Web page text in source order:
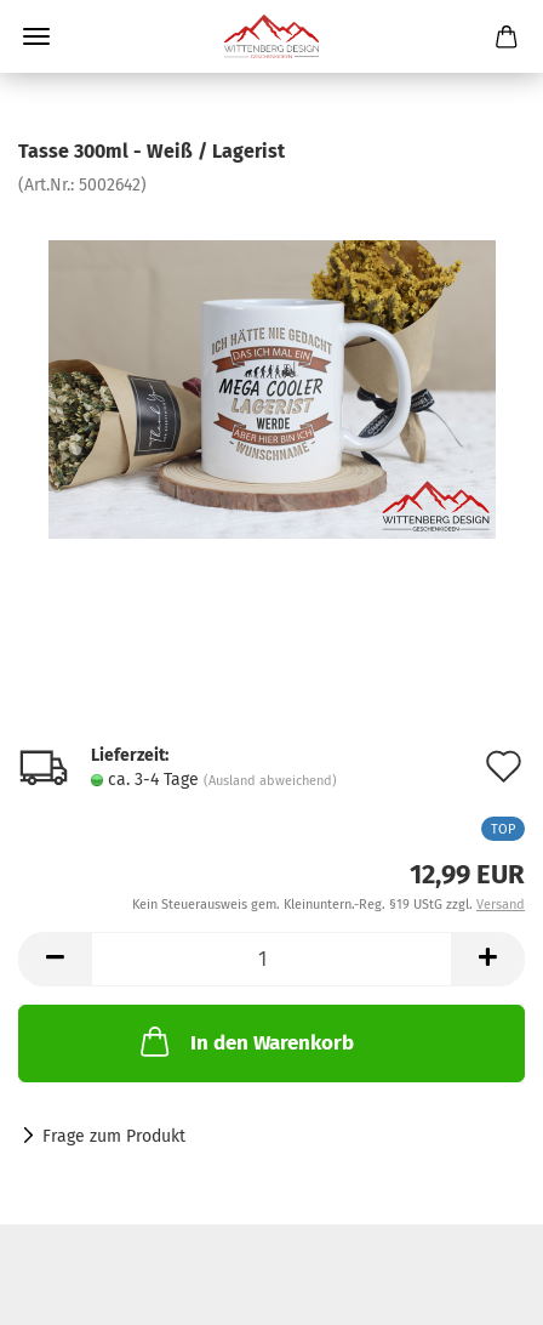
Tasse 300ml - Weiß / Lagerist
(Art.Nr.: 5002642)
Lieferzeit:
ca. 3-4 Tage (Ausland abweichend)
TOP
12,99 EUR
Kein Steuerausweis gem. Kleinuntern.-Reg. §19 UStG zzgl. Versand
In den Warenkorb
Frage zum Produkt